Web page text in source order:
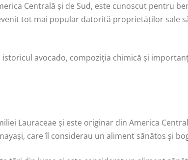
Centrală și de Sud, este cunoscut pentru
tot mai popular datorită proprietăților sale
avocado, compoziția chimică și
Lauraceae și este originar din America
care îl considerau un aliment sănătos și